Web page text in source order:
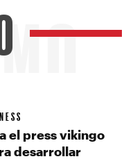
el press vikingo
desarrollar